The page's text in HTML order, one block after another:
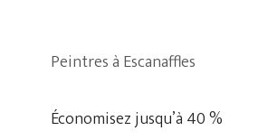
Peintres à Escanaffles
Économisez jusqu’à 40 %